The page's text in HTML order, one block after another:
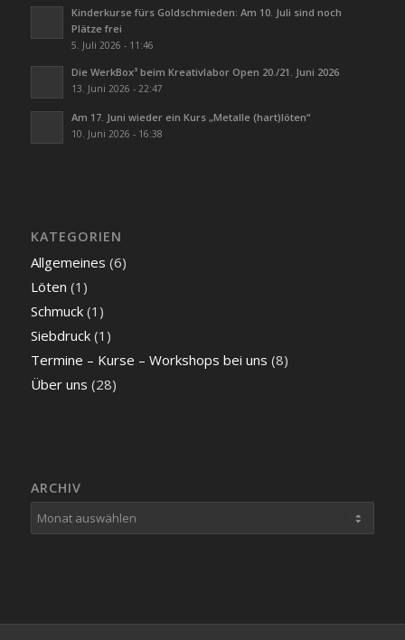
Kinderkurse fürs Goldschmieden: Am 10. Juli sind noch
Plätze frei
5. Juli 2026 - 11:46
Die WerkBox³ beim Kreativlabor Open 20./21. Juni 2026
13. Juni 2026 - 22:47
Am 17. Juni wieder ein Kurs „Metalle (hart)löten“
10. Juni 2026 - 16:38
KATEGORIEN
Allgemeines (6)
Löten (1)
Schmuck(1)
Siebdruck(1)
Termine – Kurse – Workshops bei uns (8)
Über uns (28)
ARCHIV